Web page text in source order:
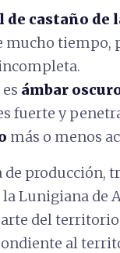
de castaño de
mucho tiempo,
ámbar
fuerte y
más o menos
de producción,
Lunigiana de
del territorio
al